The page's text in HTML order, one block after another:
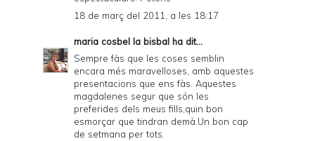
18 de març del 2011, a les 18:17
maria cosbel la bisbal ha dit...
Sempre fàs que les coses semblin
encara més maravelloses, amb aquestes
presentacions que ens fàs. Aquestes
magdalenes segur que són les
preferides dels meus fills,quin bon
esmorçar que tindran demà.Un bon cap
de setmana per tots.